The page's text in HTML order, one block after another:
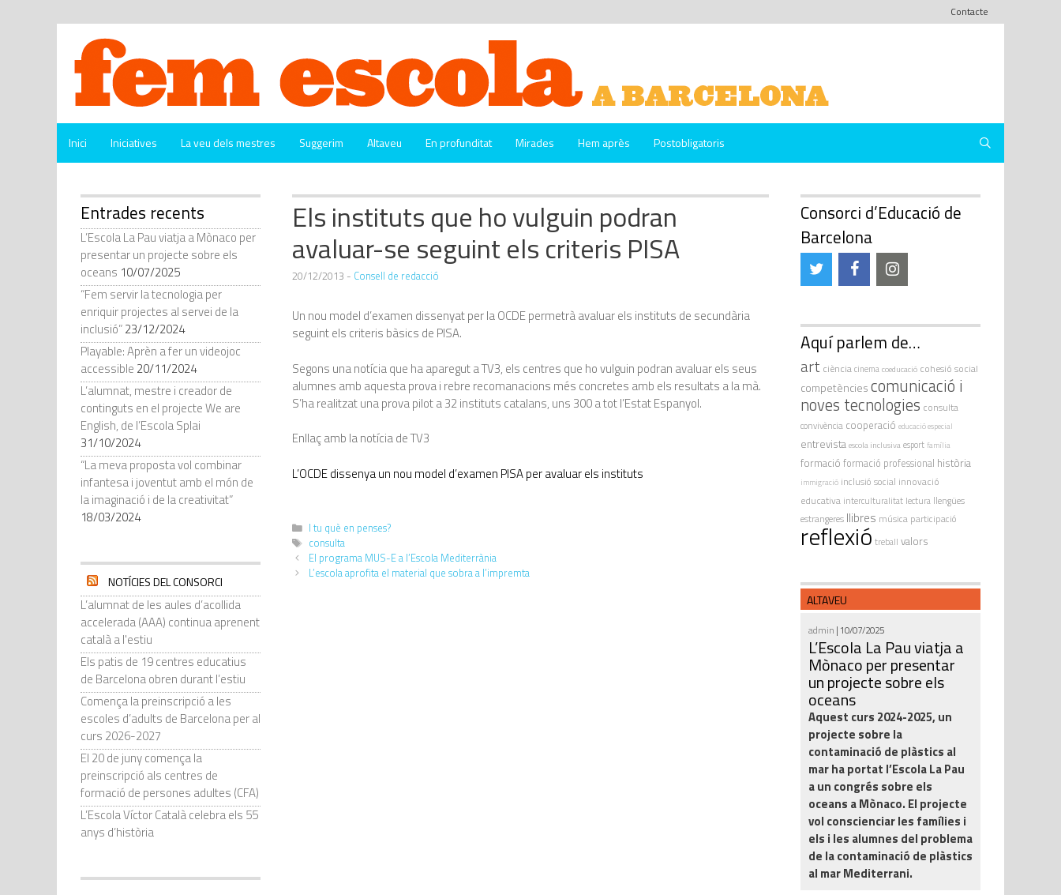
Contacte
Inici Iniciatives La veu dels mestres Suggerim Altaveu En profunditat Mirades Hem après Postobligatoris
Els instituts que ho vulguin podran
avaluar-se seguint els criteris PISA
20/12/2013 - Consell de redacció
Un nou model d’examen dissenyat per la OCDE permetrà avaluar els instituts de secundària
seguint els criteris bàsics de PISA.
Segons una notícia que ha aparegut a TV3, els centres que ho vulguin podran avaluar els seus
alumnes amb aquesta prova i rebre recomanacions més concretes amb els resultats a la mà.
S’ha realitzat una prova pilot a 32 instituts catalans, uns 300 a tot l’Estat Espanyol.
Enllaç amb la notícia de TV3
L’OCDE dissenya un nou model d’examen PISA per avaluar els instituts
I tu què en penses?
consulta
El programa MUS-E a l’Escola Mediterrània
L’escola aprofita el material que sobra a l’impremta
Entrades recents
L’Escola La Pau viatja a Mònaco per
presentar un projecte sobre els
oceans 10/07/2025
“Fem servir la tecnologia per
enriquir projectes al servei de la
inclusió”23/12/2024
Playable: Aprèn a fer un videojoc
accessible 20/11/2024
L’alumnat, mestre i creador de
continguts en el projecte We are
English, de l’Escola Splai
31/10/2024
“La meva proposta vol combinar
infantesa i joventut amb el món de
la imaginació i de la creativitat”
18/03/2024
NOTÍCIES DEL CONSORCI
L’alumnat de les aules d’acollida
accelerada (AAA) continua aprenent
català a l'estiu
Els patis de 19 centres educatius
de Barcelona obren durant l’estiu
Comença la preinscripció a les
escoles d’adults de Barcelona per al
curs 2026-2027
El 20 de juny comença la
preinscripció als centres de
formació de persones adultes (CFA)
L’Escola Víctor Català celebra els 55
anys d’història
Consorci d’Educació de
Barcelona
Aquí parlem de…
art ciènciacinemacoeducació cohesió social
competènciescomunicació i
noves tecnologies consulta
convivència cooperació educació especial
entrevistaescola inclusivaesport família
formació formació professional història
immigració inclusió social innovació
educativa interculturalitat lectura llengües
estrangeres llibres música participació
reflexió treball valors
ALTAVEU
admin | 10/07/2025
L’Escola La Pau viatja a
Mònaco per presentar
un projecte sobre els
oceans
Aquest curs 2024-2025, un
projecte sobre la
contaminació de plàstics al
mar ha portat l’Escola La Pau
a un congrés sobre els
oceans a Mònaco. El projecte
vol conscienciar les famílies i
els i les alumnes del problema
de la contaminació de plàstics
al mar Mediterrani.